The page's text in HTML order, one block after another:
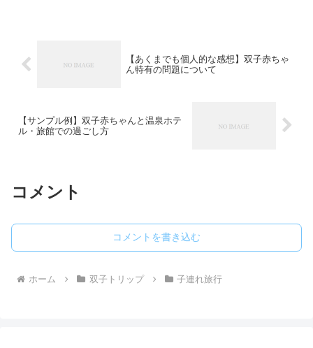
～2歳双子幼児とのフライトを快適に過ご
すことはたぶん無理だと思いますが、も
【あくまでも個人的な感想】双子赤ちゃ
ん特有の問題について
【サンプル例】双子赤ちゃんと温泉ホテ
ル・旅館での過ごし方
コメント
コメントを書き込む
ホーム 双子トリップ 子連れ旅行